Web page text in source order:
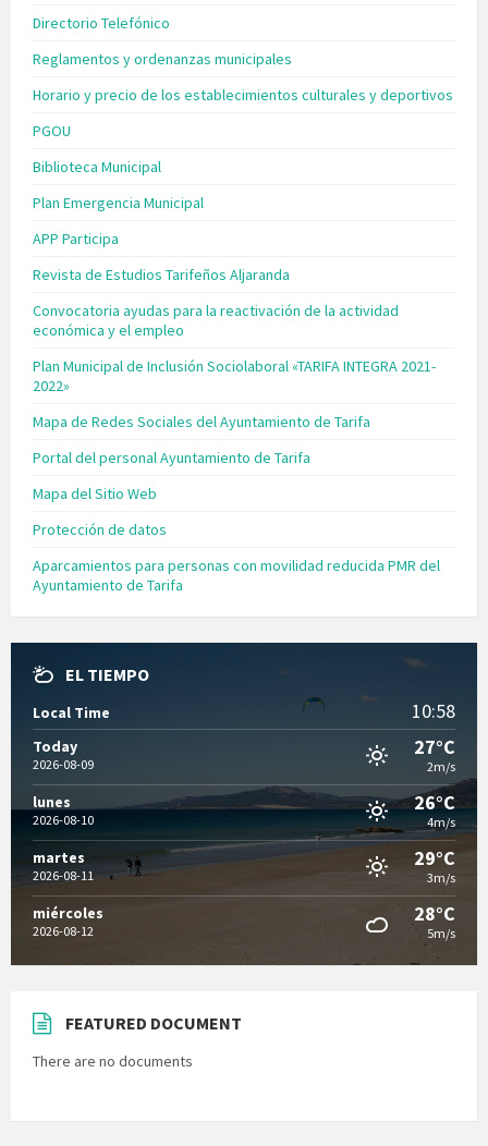
Directorio Telefónico
Reglamentos y ordenanzas municipales
Horario y precio de los establecimientos culturales y deportivos
PGOU
Biblioteca Municipal
Plan Emergencia Municipal
APP Participa
Revista de Estudios Tarifeños Aljaranda
Convocatoria ayudas para la reactivación de la actividad
económica y el empleo
Plan Municipal de Inclusión Sociolaboral «TARIFA INTEGRA 2021-
2022»
Mapa de Redes Sociales del Ayuntamiento de Tarifa
Portal del personal Ayuntamiento de Tarifa
Mapa del Sitio Web
Protección de datos
Aparcamientos para personas con movilidad reducida PMR del
Ayuntamiento de Tarifa
EL TIEMPO
Local Time 10:58
Today
2026-08-09
27°C
2m/s
lunes
2026-08-10
26°C
4m/s
martes
2026-08-11
29°C
3m/s
miércoles
2026-08-12
28°C
5m/s
FEATURED DOCUMENT
There are no documents